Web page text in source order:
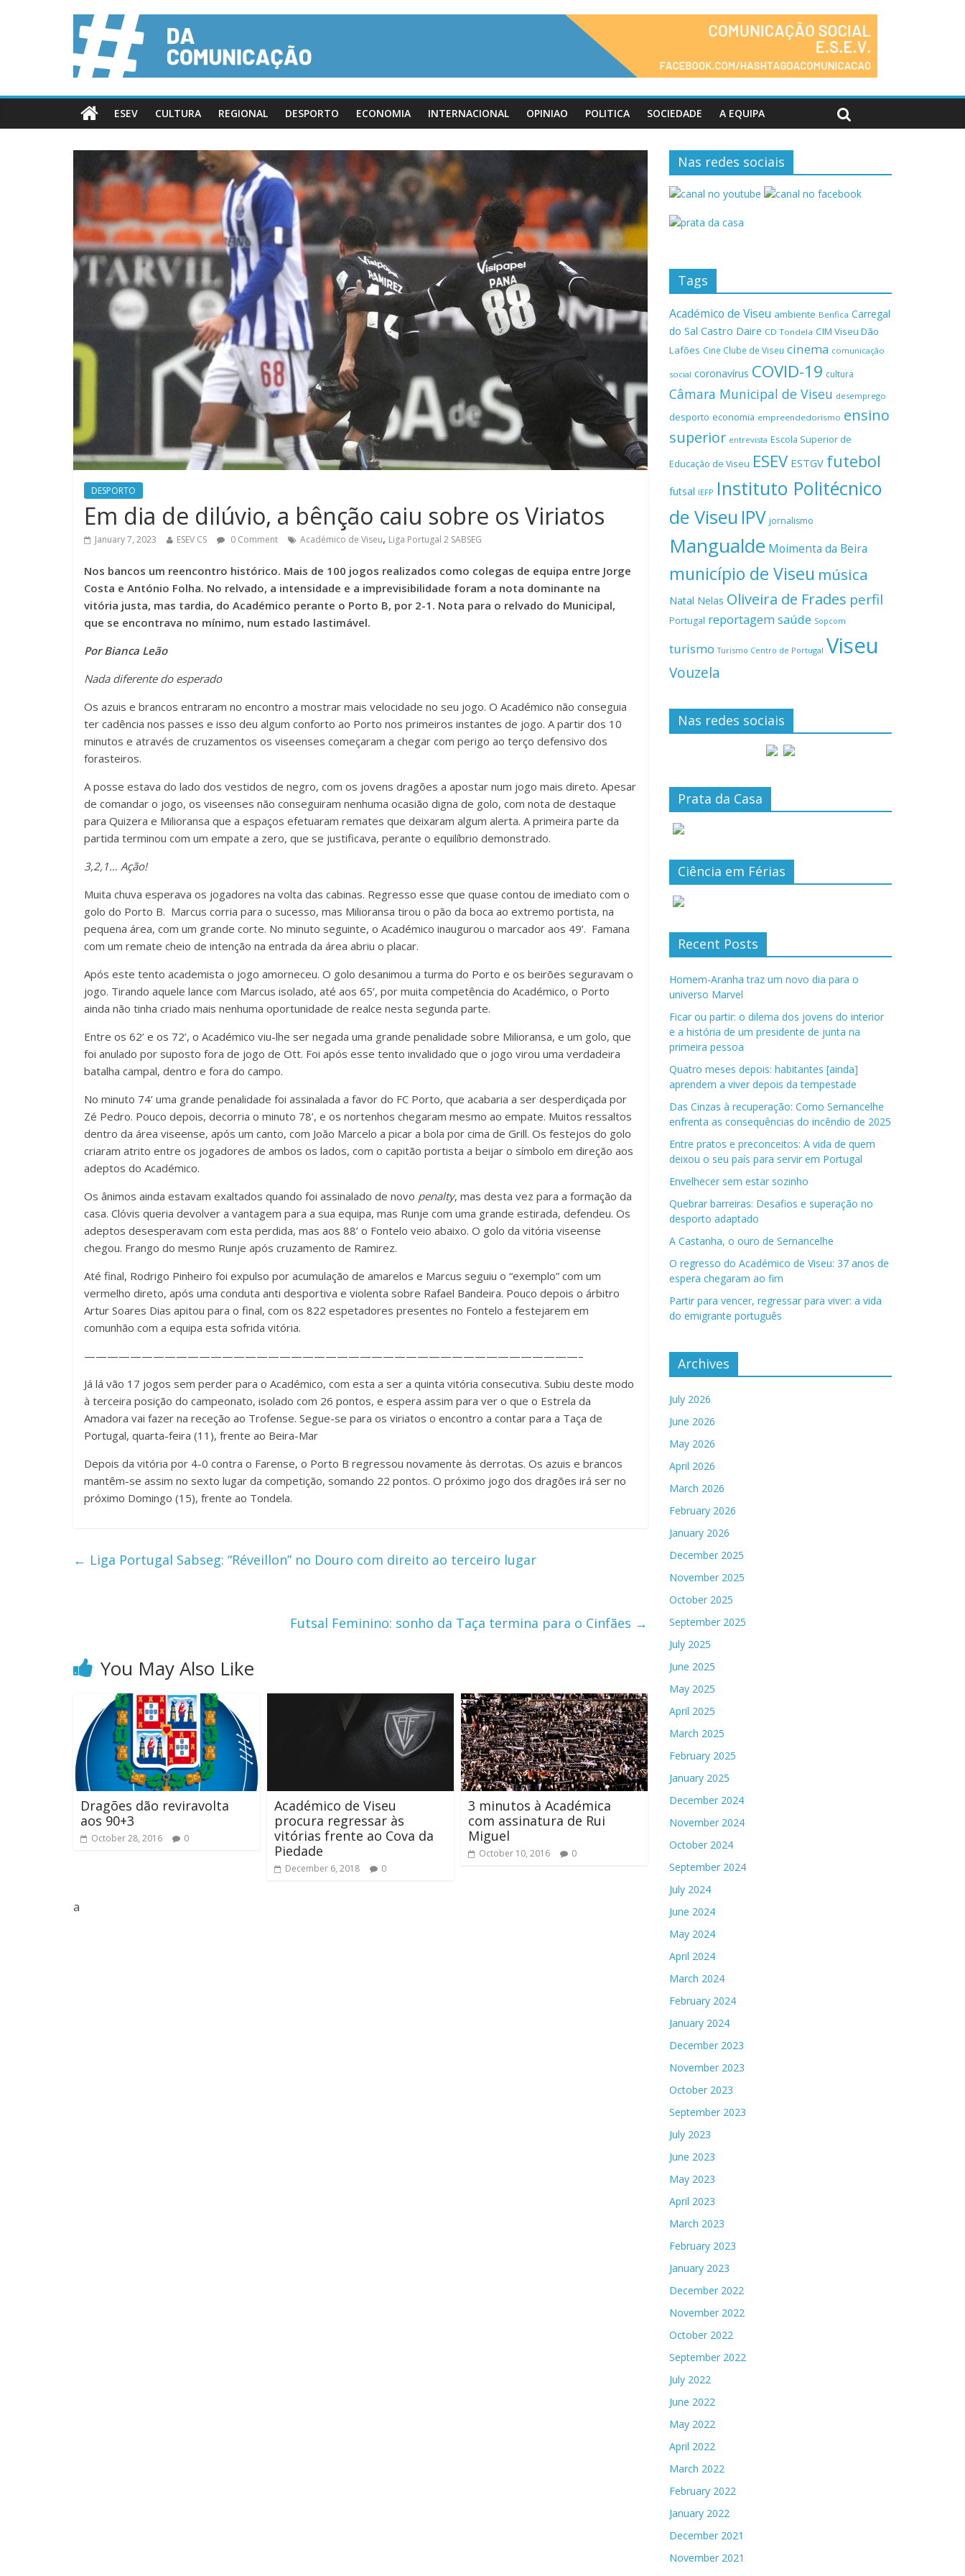
ESEV CULTURA REGIONAL DESPORTO ECONOMIA INTERNACIONAL OPINIAO POLITICA SOCIEDADE A EQUIPA
DESPORTO
Em dia de dilúvio, a bênção caiu sobre os Viriatos
January 7, 2023 ESEV CS 0 Comment Académico de Viseu, Liga Portugal 2 SABSEG
Nos bancos um reencontro histórico. Mais de 100 jogos realizados como colegas de equipa entre Jorge
Costa e António Folha. No relvado, a intensidade e a imprevisibilidade foram a nota dominante na
vitória justa, mas tardia, do Académico perante o Porto B, por 2-1. Nota para o relvado do Municipal,
que se encontrava no mínimo, num estado lastimável.
Por Bianca Leão
Nada diferente do esperado
Os azuis e brancos entraram no encontro a mostrar mais velocidade no seu jogo. O Académico não conseguia
ter cadência nos passes e isso deu algum conforto ao Porto nos primeiros instantes de jogo. A partir dos 10
minutos e através de cruzamentos os viseenses começaram a chegar com perigo ao terço defensivo dos
forasteiros.
A posse estava do lado dos vestidos de negro, com os jovens dragões a apostar num jogo mais direto. Apesar
de comandar o jogo, os viseenses não conseguiram nenhuma ocasião digna de golo, com nota de destaque
para Quizera e Milioransa que a espaços efetuaram remates que deixaram algum alerta. A primeira parte da
partida terminou com um empate a zero, que se justificava, perante o equilíbrio demonstrado.
3,2,1… Ação!
Muita chuva esperava os jogadores na volta das cabinas. Regresso esse que quase contou de imediato com o
golo do Porto B. Marcus corria para o sucesso, mas Milioransa tirou o pão da boca ao extremo portista, na
pequena área, com um grande corte. No minuto seguinte, o Académico inaugurou o marcador aos 49’. Famana
com um remate cheio de intenção na entrada da área abriu o placar.
Após este tento academista o jogo amorneceu. O golo desanimou a turma do Porto e os beirões seguravam o
jogo. Tirando aquele lance com Marcus isolado, até aos 65’, por muita competência do Académico, o Porto
ainda não tinha criado mais nenhuma oportunidade de realce nesta segunda parte.
Entre os 62’ e os 72’, o Académico viu-lhe ser negada uma grande penalidade sobre Milioransa, e um golo, que
foi anulado por suposto fora de jogo de Ott. Foi após esse tento invalidado que o jogo virou uma verdadeira
batalha campal, dentro e fora do campo.
No minuto 74’ uma grande penalidade foi assinalada a favor do FC Porto, que acabaria a ser desperdiçada por
Zé Pedro. Pouco depois, decorria o minuto 78’, e os nortenhos chegaram mesmo ao empate. Muitos ressaltos
dentro da área viseense, após um canto, com João Marcelo a picar a bola por cima de Grill. Os festejos do golo
criaram atrito entre os jogadores de ambos os lados, com o capitão portista a beijar o símbolo em direção aos
adeptos do Académico.
Os ânimos ainda estavam exaltados quando foi assinalado de novo penalty, mas desta vez para a formação da
casa. Clóvis queria devolver a vantagem para a sua equipa, mas Runje com uma grande estirada, defendeu. Os
adeptos desesperavam com esta perdida, mas aos 88’ o Fontelo veio abaixo. O golo da vitória viseense
chegou. Frango do mesmo Runje após cruzamento de Ramirez.
Até final, Rodrigo Pinheiro foi expulso por acumulação de amarelos e Marcus seguiu o “exemplo” com um
vermelho direto, após uma conduta anti desportiva e violenta sobre Rafael Bandeira. Pouco depois o árbitro
Artur Soares Dias apitou para o final, com os 822 espetadores presentes no Fontelo a festejarem em
comunhão com a equipa esta sofrida vitória.
———————————————————————————————————————————–
Já lá vão 17 jogos sem perder para o Académico, com esta a ser a quinta vitória consecutiva. Subiu deste modo
à terceira posição do campeonato, isolado com 26 pontos, e espera assim para ver o que o Estrela da
Amadora vai fazer na receção ao Trofense. Segue-se para os viriatos o encontro a contar para a Taça de
Portugal, quarta-feira (11), frente ao Beira-Mar
Depois da vitória por 4-0 contra o Farense, o Porto B regressou novamente às derrotas. Os azuis e brancos
mantêm-se assim no sexto lugar da competição, somando 22 pontos. O próximo jogo dos dragões irá ser no
próximo Domingo (15), frente ao Tondela.
← Liga Portugal Sabseg: “Réveillon” no Douro com direito ao terceiro lugar
Futsal Feminino: sonho da Taça termina para o Cinfães →
You May Also Like
Dragões dão reviravolta
aos 90+3
October 28, 2016 0
Académico de Viseu
procura regressar às
vitórias frente ao Cova da
Piedade
December 6, 2018 0
3 minutos à Académica
com assinatura de Rui
Miguel
October 10, 2016 0
a
Nas redes sociais
Tags
Académico de Viseu ambiente Benfica Carregal
do Sal Castro Daire CD Tondela CIM Viseu Dão
Lafões Cine Clube de Viseu cinema comunicação
social coronavírus COVID-19 cultura
Câmara Municipal de Viseu desemprego
desporto economia empreendedorismo ensino
superior entrevista Escola Superior de
Educação de Viseu ESEV ESTGV futebol
futsal IEFP Instituto Politécnico
de Viseu IPV jornalismo
Mangualde Moimenta da Beira
município de Viseu música
Natal Nelas Oliveira de Frades perfil
Portugal reportagemsaúde Sopcom
turismo Turismo Centro de Portugal Viseu
Vouzela
Nas redes sociais
Prata da Casa
Ciência em Férias
Recent Posts
Homem-Aranha traz um novo dia para o
universo Marvel
Ficar ou partir: o dilema dos jovens do interior
e a história de um presidente de junta na
primeira pessoa
Quatro meses depois: habitantes [ainda]
aprendem a viver depois da tempestade
Das Cinzas à recuperação: Como Sernancelhe
enfrenta as consequências do incêndio de 2025
Entre pratos e preconceitos: A vida de quem
deixou o seu país para servir em Portugal
Envelhecer sem estar sozinho
Quebrar barreiras: Desafios e superação no
desporto adaptado
A Castanha, o ouro de Sernancelhe
O regresso do Académico de Viseu: 37 anos de
espera chegaram ao fim
Partir para vencer, regressar para viver: a vida
do emigrante português
Archives
July 2026
June 2026
May 2026
April 2026
March 2026
February 2026
January 2026
December 2025
November 2025
October 2025
September 2025
July 2025
June 2025
May 2025
April 2025
March 2025
February 2025
January 2025
December 2024
November 2024
October 2024
September 2024
July 2024
June 2024
May 2024
April 2024
March 2024
February 2024
January 2024
December 2023
November 2023
October 2023
September 2023
July 2023
June 2023
May 2023
April 2023
March 2023
February 2023
January 2023
December 2022
November 2022
October 2022
September 2022
July 2022
June 2022
May 2022
April 2022
March 2022
February 2022
January 2022
December 2021
November 2021